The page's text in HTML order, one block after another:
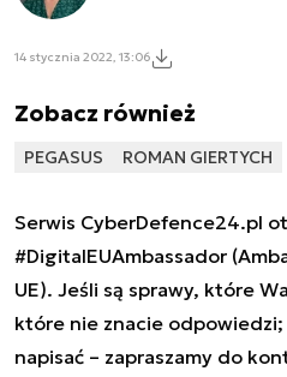
14 stycznia 2022, 13:06
Zobacz również
PEGASUS ROMAN GIERTYCH
Serwis CyberDefence24.pl
#DigitalEUAmbassador
UE). Jeśli są sprawy, które
które nie znacie
napisać – zapraszamy do